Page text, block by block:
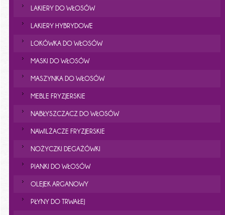
LAKIERY DO WŁOSÓW
LAKIERY HYBRYDOWE
LOKÓWKA DO WŁOSÓW
MASKI DO WŁOSÓW
MASZYNKA DO WŁOSÓW
MEBLE FRYZJERSKIE
NABŁYSZCZACZ DO WŁOSÓW
NAWILŻACZE FRYZJERSKIE
NOŻYCZKI DEGAŻÓWKI
PIANKI DO WŁOSÓW
OLEJEK ARGANOWY
PŁYNY DO TRWAŁEJ